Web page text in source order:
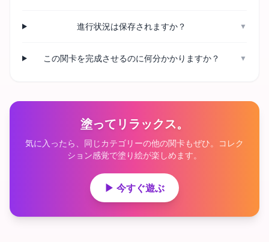
進行状況は保存されますか？ ▼
この関卡を完成させるのに何分かかりますか？ ▼
塗ってリラックス。
気に入ったら、同じカテゴリーの他の関卡もぜひ。コレク
ション感覚で塗り絵が楽しめます。
▶ 今すぐ遊ぶ